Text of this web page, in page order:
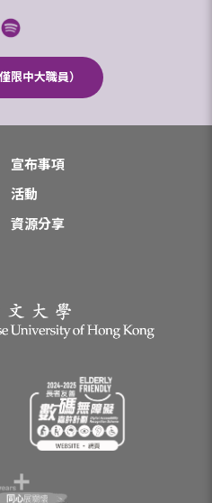
限中大職員）
宣布事項
活動
資源分享